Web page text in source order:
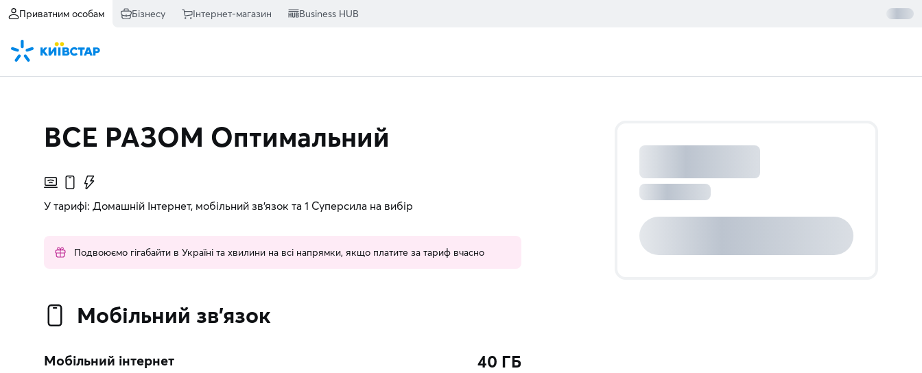
Приватним особам Бізнесу Інтернет-магазин Business HUB
ВСЕ РАЗОМ Оптимальний
У тарифі: Домашній Інтернет, мобільний зв’язок та 1 Суперсила на вибір
Подвоюємо гігабайти в Україні та хвилини на всі напрямки, якщо платите за тариф вчасно
Мобільний зв’язок
Мобільний інтернет 40 ГБ